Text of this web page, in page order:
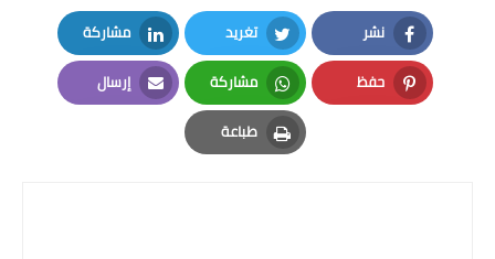
نشر
Facebook
تغريد
Twitter
مشاركة
LinkedIn
حفظ
Pinterest
مشاركة
Whatsapp
إرسال
Email
طباعة
Print